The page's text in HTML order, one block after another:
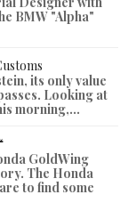
BMW "Alpha"
its only value
Looking at
morning,...
GoldWing
The Honda
to find some